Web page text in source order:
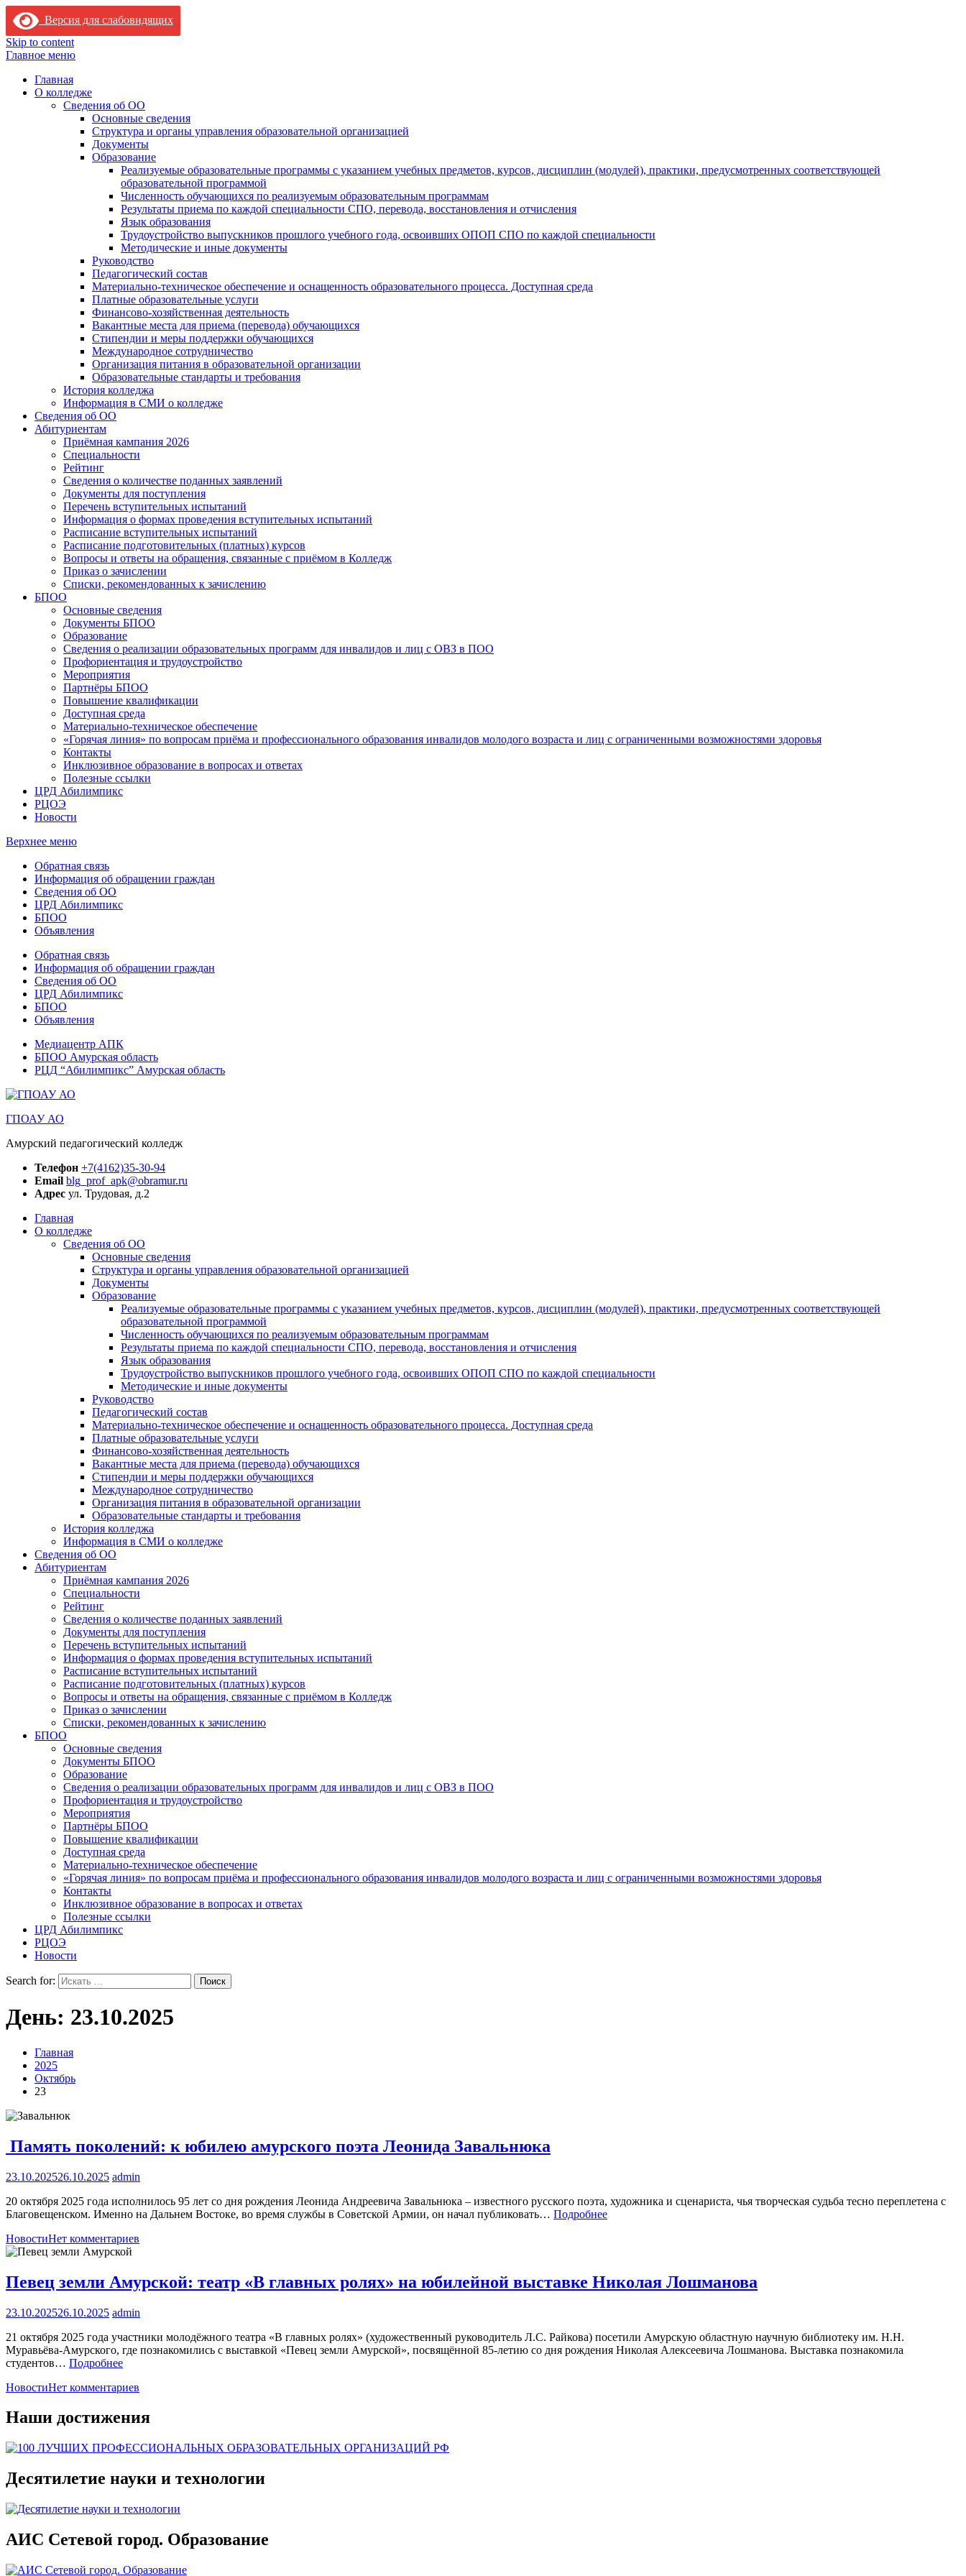
Версия для слабовидящих
Skip to content
Главное меню
Главная
О колледже
Сведения об ОО
Основные сведения
Структура и органы управления образовательной организацией
Документы
Образование
Реализуемые образовательные программы с указанием учебных предметов, курсов, дисциплин (модулей), практики, предусмотренных соответствующей
образовательной программой
Численность обучающихся по реализуемым образовательным программам
Результаты приема по каждой специальности СПО, перевода, восстановления и отчисления
Язык образования
Трудоустройство выпускников прошлого учебного года, освоивших ОПОП СПО по каждой специальности
Методические и иные документы
Руководство
Педагогический состав
Материально-техническое обеспечение и оснащенность образовательного процесса. Доступная среда
Платные образовательные услуги
Финансово-хозяйственная деятельность
Вакантные места для приема (перевода) обучающихся
Стипендии и меры поддержки обучающихся
Международное сотрудничество
Организация питания в образовательной организации
Образовательные стандарты и требования
История колледжа
Информация в СМИ о колледже
Сведения об ОО
Абитуриентам
Приёмная кампания 2026
Специальности
Рейтинг
Сведения о количестве поданных заявлений
Документы для поступления
Перечень вступительных испытаний
Информация о формах проведения вступительных испытаний
Расписание вступительных испытаний
Расписание подготовительных (платных) курсов
Вопросы и ответы на обращения, связанные с приёмом в Колледж
Приказ о зачислении
Списки, рекомендованных к зачислению
БПОО
Основные сведения
Документы БПОО
Образование
Сведения о реализации образовательных программ для инвалидов и лиц с ОВЗ в ПОО
Профориентация и трудоустройство
Мероприятия
Партнёры БПОО
Повышение квалификации
Доступная среда
Материально-техническое обеспечение
«Горячая линия» по вопросам приёма и профессионального образования инвалидов молодого возраста и лиц с ограниченными возможностями здоровья
Контакты
Инклюзивное образование в вопросах и ответах
Полезные ссылки
ЦРД Абилимпикс
РЦОЭ
Новости
Верхнее меню
Обратная связь
Информация об обращении граждан
Сведения об ОО
ЦРД Абилимпикс
БПОО
Объявления
Обратная связь
Информация об обращении граждан
Сведения об ОО
ЦРД Абилимпикс
БПОО
Объявления
Медиацентр АПК
БПОО Амурская область
РЦД “Абилимпикс” Амурская область
ГПОАУ АО
Амурский педагогический колледж
Телефон +7(4162)35-30-94
Email blg_prof_apk@obramur.ru
Адрес ул. Трудовая, д.2
Главная
О колледже
Сведения об ОО
Основные сведения
Структура и органы управления образовательной организацией
Документы
Образование
Реализуемые образовательные программы с указанием учебных предметов, курсов, дисциплин (модулей), практики, предусмотренных соответствующей
образовательной программой
Численность обучающихся по реализуемым образовательным программам
Результаты приема по каждой специальности СПО, перевода, восстановления и отчисления
Язык образования
Трудоустройство выпускников прошлого учебного года, освоивших ОПОП СПО по каждой специальности
Методические и иные документы
Руководство
Педагогический состав
Материально-техническое обеспечение и оснащенность образовательного процесса. Доступная среда
Платные образовательные услуги
Финансово-хозяйственная деятельность
Вакантные места для приема (перевода) обучающихся
Стипендии и меры поддержки обучающихся
Международное сотрудничество
Организация питания в образовательной организации
Образовательные стандарты и требования
История колледжа
Информация в СМИ о колледже
Сведения об ОО
Абитуриентам
Приёмная кампания 2026
Специальности
Рейтинг
Сведения о количестве поданных заявлений
Документы для поступления
Перечень вступительных испытаний
Информация о формах проведения вступительных испытаний
Расписание вступительных испытаний
Расписание подготовительных (платных) курсов
Вопросы и ответы на обращения, связанные с приёмом в Колледж
Приказ о зачислении
Списки, рекомендованных к зачислению
БПОО
Основные сведения
Документы БПОО
Образование
Сведения о реализации образовательных программ для инвалидов и лиц с ОВЗ в ПОО
Профориентация и трудоустройство
Мероприятия
Партнёры БПОО
Повышение квалификации
Доступная среда
Материально-техническое обеспечение
«Горячая линия» по вопросам приёма и профессионального образования инвалидов молодого возраста и лиц с ограниченными возможностями здоровья
Контакты
Инклюзивное образование в вопросах и ответах
Полезные ссылки
ЦРД Абилимпикс
РЦОЭ
Новости
Search for:
День: 23.10.2025
Главная
2025
Октябрь
23
Память поколений: к юбилею амурского поэта Леонида Завальнюка
23.10.202526.10.2025 admin
20 октября 2025 года исполнилось 95 лет со дня рождения Леонида Андреевича Завальнюка – известного русского поэта, художника и сценариста, чья творческая судьба тесно переплетена с
Благовещенском. Именно на Дальнем Востоке, во время службы в Советской Армии, он начал публиковать… Подробнее
НовостиНет комментариев
Певец земли Амурской: театр «В главных ролях» на юбилейной выставке Николая Лошманова
23.10.202526.10.2025 admin
21 октября 2025 года участники молодёжного театра «В главных ролях» (художественный руководитель Л.С. Райкова) посетили Амурскую областную научную библиотеку им. Н.Н.
Муравьёва-Амурского, где познакомились с выставкой «Певец земли Амурской», посвящённой 85-летию со дня рождения Николая Алексеевича Лошманова. Выставка познакомила
студентов… Подробнее
НовостиНет комментариев
Наши достижения
Десятилетие науки и технологии
АИС Сетевой город. Образование